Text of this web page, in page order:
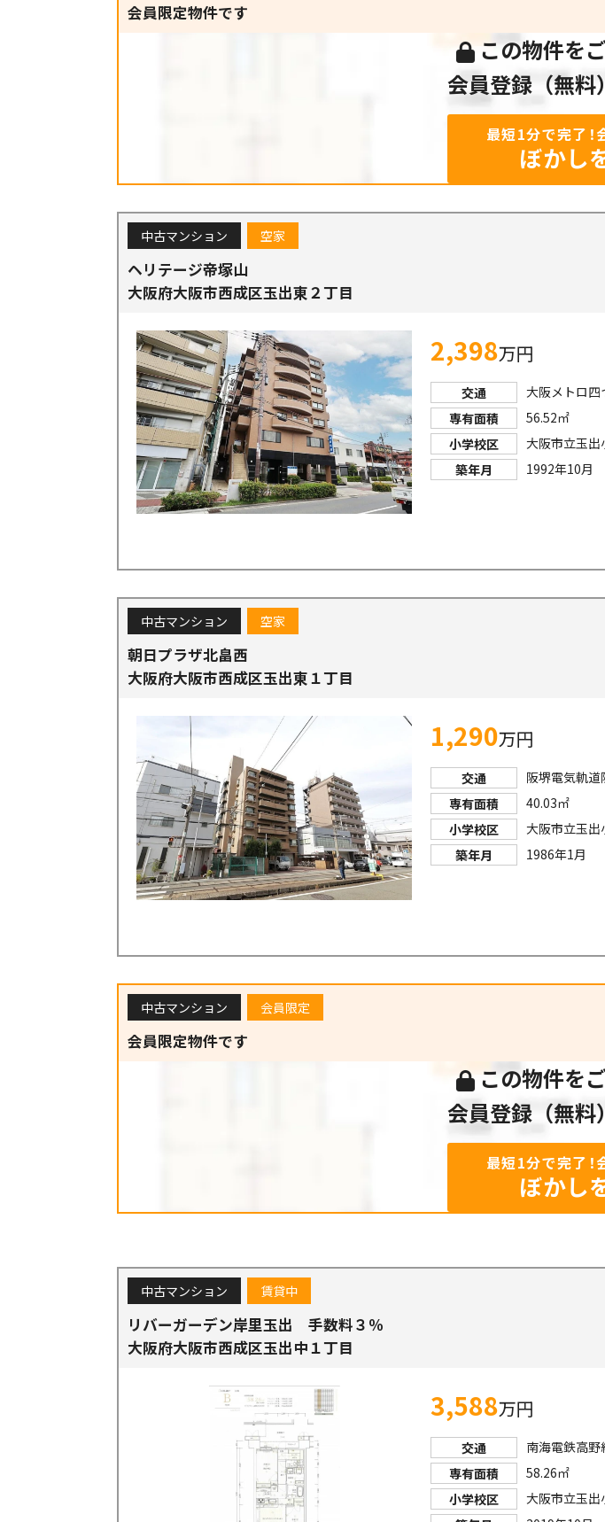
会員限定物件です
この物件を
会員登録（無料
最短1分で完了
ぼかし
中古マンション 空家
ヘリテージ帝塚山
大阪府大阪市西成区玉出東２丁目
2,398万円
交通 大阪メトロ
専有面積
56.52㎡
小学校区
大阪市立玉出
築年月
1992年10月
中古マンション 空家
朝日プラザ北畠西
大阪府大阪市西成区玉出東１丁目
1,290万円
交通 阪堺電気軌
専有面積
40.03㎡
小学校区
大阪市立玉出
築年月
1986年1月
中古マンション 会員限定
会員限定物件です
この物件を
会員登録（無料
最短1分で完了
ぼかし
中古マンション 賃貸中
リバーガーデン岸里玉出 手数料３％
大阪府大阪市西成区玉出中１丁目
3,588万円
交通 南海電鉄高
専有面積
58.26㎡
小学校区
大阪市立玉出